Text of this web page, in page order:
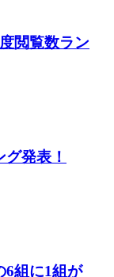
閲覧数ラン
発表！
6組に1組が